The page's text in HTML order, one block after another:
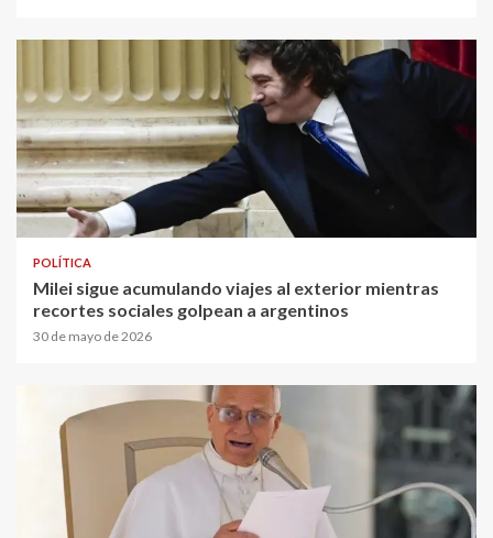
POLÍTICA
Milei sigue acumulando viajes al exterior mientras
recortes sociales golpean a argentinos
30 de mayo de 2026